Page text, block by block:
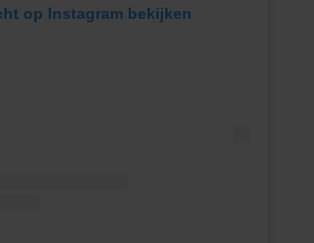
op Instagram bekijken